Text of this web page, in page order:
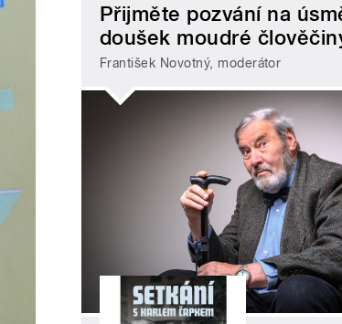
Přijměte pozvání na
doušek moudré
František Novotný, moderátor